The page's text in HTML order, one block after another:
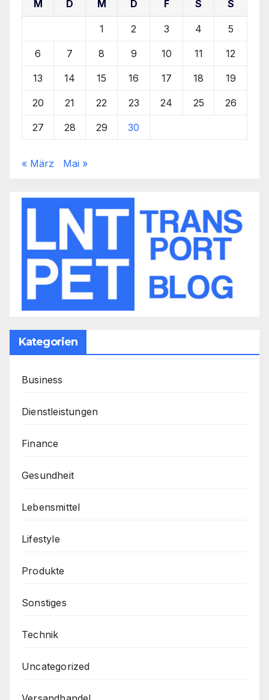
M D M D F S S
1 2 3 4 5
6 7 8 9 10 11 12
13 14 15 16 17 18 19
20 21 22 23 24 25 26
27 28 29 30
« März Mai »
Kategorien
Business
Dienstleistungen
Finance
Gesundheit
Lebensmittel
Lifestyle
Produkte
Sonstiges
Technik
Uncategorized